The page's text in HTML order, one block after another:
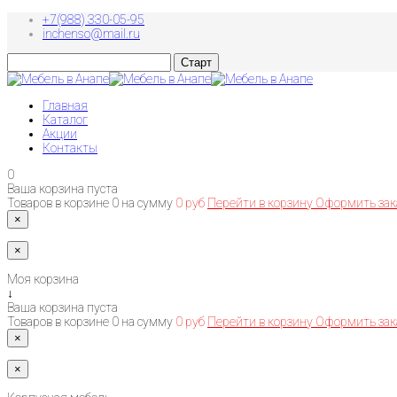
+7(988) 330-05-95
inchenso@mail.ru
Главная
Каталог
Акции
Контакты
0
Ваша корзина пуста
Товаров в корзине 0 на сумму 0 руб Перейти в корзину Оформить
×
×
Моя корзина
↓
Ваша корзина пуста
Товаров в корзине 0 на сумму 0 руб Перейти в корзину Оформить
×
×